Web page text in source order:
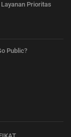
Prioritas
Public?